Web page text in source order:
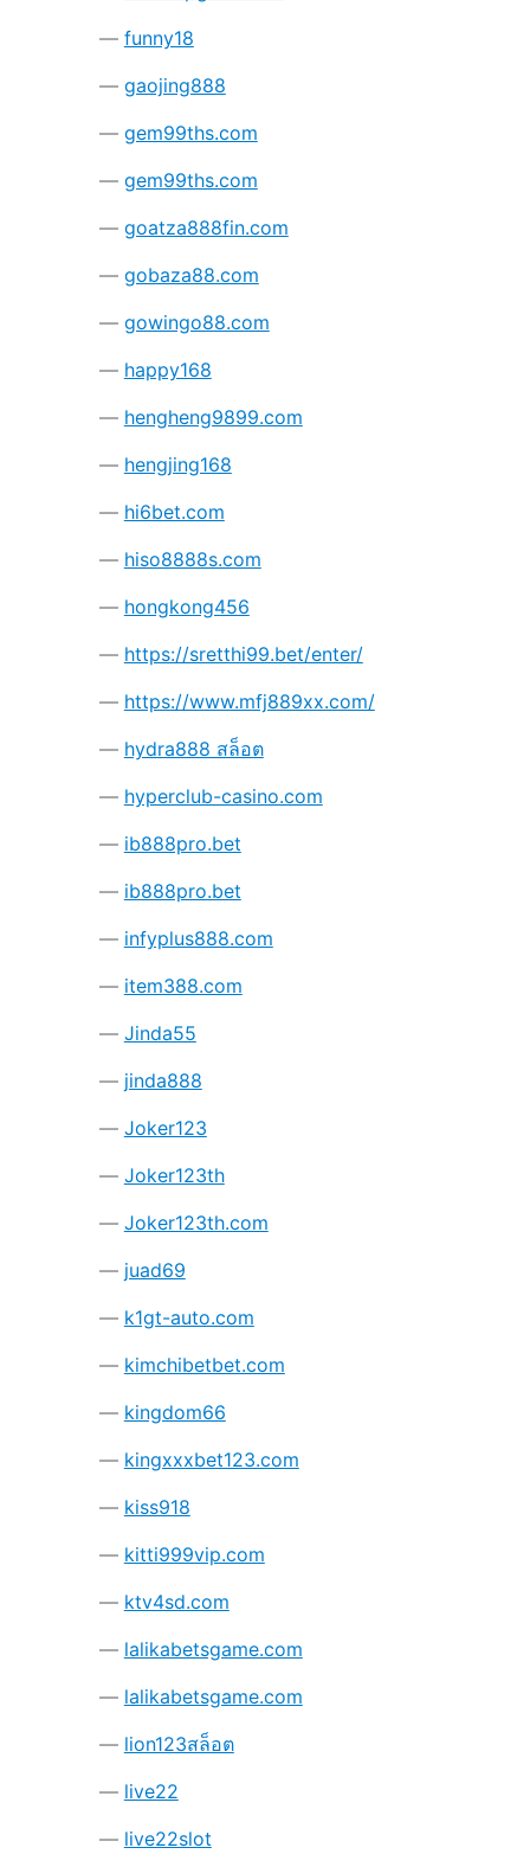
funny18
gaojing888
gem99ths.com
gem99ths.com
goatza888fin.com
gobaza88.com
gowingo88.com
happy168
hengheng9899.com
hengjing168
hi6bet.com
hiso8888s.com
hongkong456
https://sretthi99.bet/enter/
https://www.mfj889xx.com/
hydra888 สล็อต
hyperclub-casino.com
ib888pro.bet
ib888pro.bet
infyplus888.com
item388.com
Jinda55
jinda888
Joker123
Joker123th
Joker123th.com
juad69
k1gt-auto.com
kimchibetbet.com
kingdom66
kingxxxbet123.com
kiss918
kitti999vip.com
ktv4sd.com
lalikabetsgame.com
lalikabetsgame.com
lion123สล็อต
live22
live22slot